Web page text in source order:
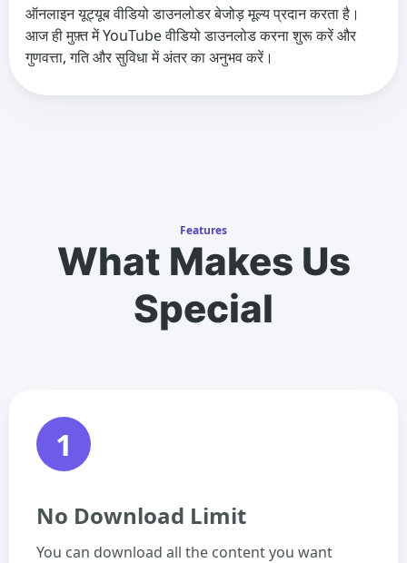
ऑनलाइन यूट्यूब वीडियो डाउनलोडर बेजोड़ मूल्य प्रदान करता है।
आज ही मुफ़्त में YouTube वीडियो डाउनलोड करना शुरू करें और
गुणवत्ता, गति और सुविधा में अंतर का अनुभव करें।
Features
What Makes Us
Special
1
No Download Limit
You can download all the content you want